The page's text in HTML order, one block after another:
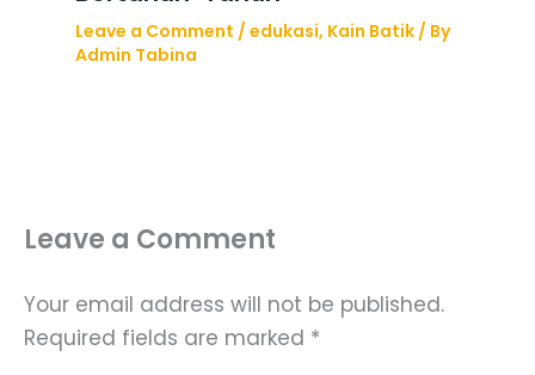
Leave a Comment /edukasi, Kain Batik/ By
Admin Tabina
Leave a Comment
Your email address will not be published.
Required fields are marked *